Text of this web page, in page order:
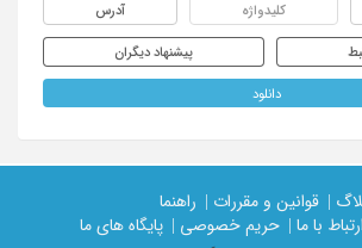
کلیدواژه آدرس
پیشنهاد دیگران
دانلود
| قوانین و مقررات |
راهنما
ارتباط با ما | حریم خصوصی |
پایگاه های ما